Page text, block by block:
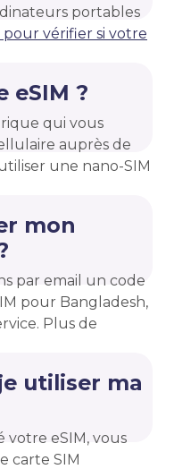
portables
pour vérifier si votre
eSIM ?
qui vous
auprès de
une nano-SIM
mon
par email un code
pour Bangladesh,
Plus de
utiliser ma
votre eSIM, vous
carte SIM